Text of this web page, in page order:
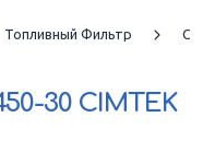
Топливный Фильтр
30 CIMTEK